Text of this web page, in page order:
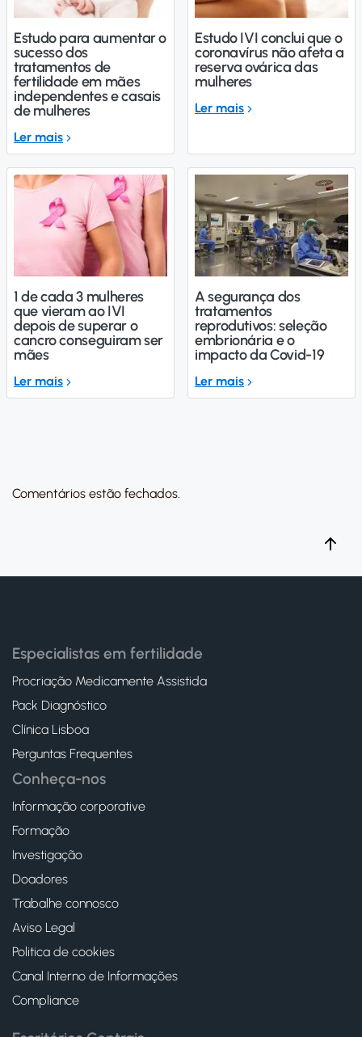
Estudo para aumentar o
sucesso dos
tratamentos de
fertilidade em mães
independentes e casais
de mulheres
Ler mais
Estudo IVI conclui que o
coronavírus não afeta a
reserva ovárica das
mulheres
Ler mais
1 de cada 3 mulheres
que vieram ao IVI
depois de superar o
cancro conseguiram ser
mães
Ler mais
A segurança dos
tratamentos
reprodutivos: seleção
embrionária e o
impacto da Covid-19
Ler mais
Comentários estão fechados.
Especialistas em fertilidade
Procriação Medicamente Assistida
Pack Diagnóstico
Clínica Lisboa
Perguntas Frequentes
Conheça-nos
Informação corporative
Formação
Investigação
Doadores
Trabalhe connosco
Aviso Legal
Politica de cookies
Canal Interno de Informações
Compliance